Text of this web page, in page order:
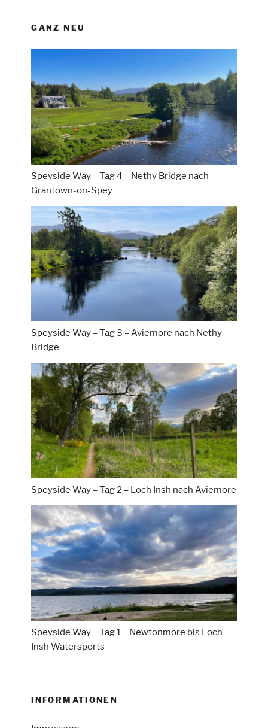
GANZ NEU
Speyside Way – Tag 4 – Nethy Bridge nach
Grantown-on-Spey
Speyside Way – Tag 3 – Aviemore nach Nethy
Bridge
Speyside Way – Tag 2 – Loch Insh nach Aviemore
Speyside Way – Tag 1 – Newtonmore bis Loch
Insh Watersports
INFORMATIONEN